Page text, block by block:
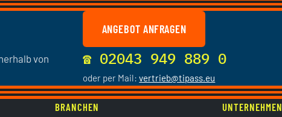
von
ANGEBOT ANFRAGEN
☎ 02043 949 889 0
oder per Mail:vertrieb@tipass.eu
BRANCHEN UNTERNEHMEN